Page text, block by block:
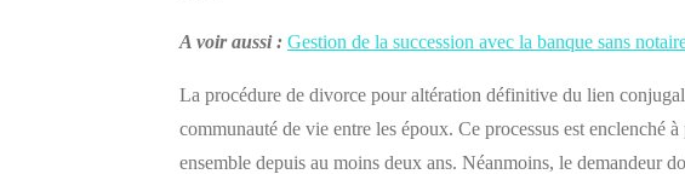
A voir aussi : Gestion de la succession avec la banque sans
La procédure de divorce pour altération définitive du lien
communauté de vie entre les époux. Ce processus est enclenché
ensemble depuis au moins deux ans. Néanmoins, le demandeur